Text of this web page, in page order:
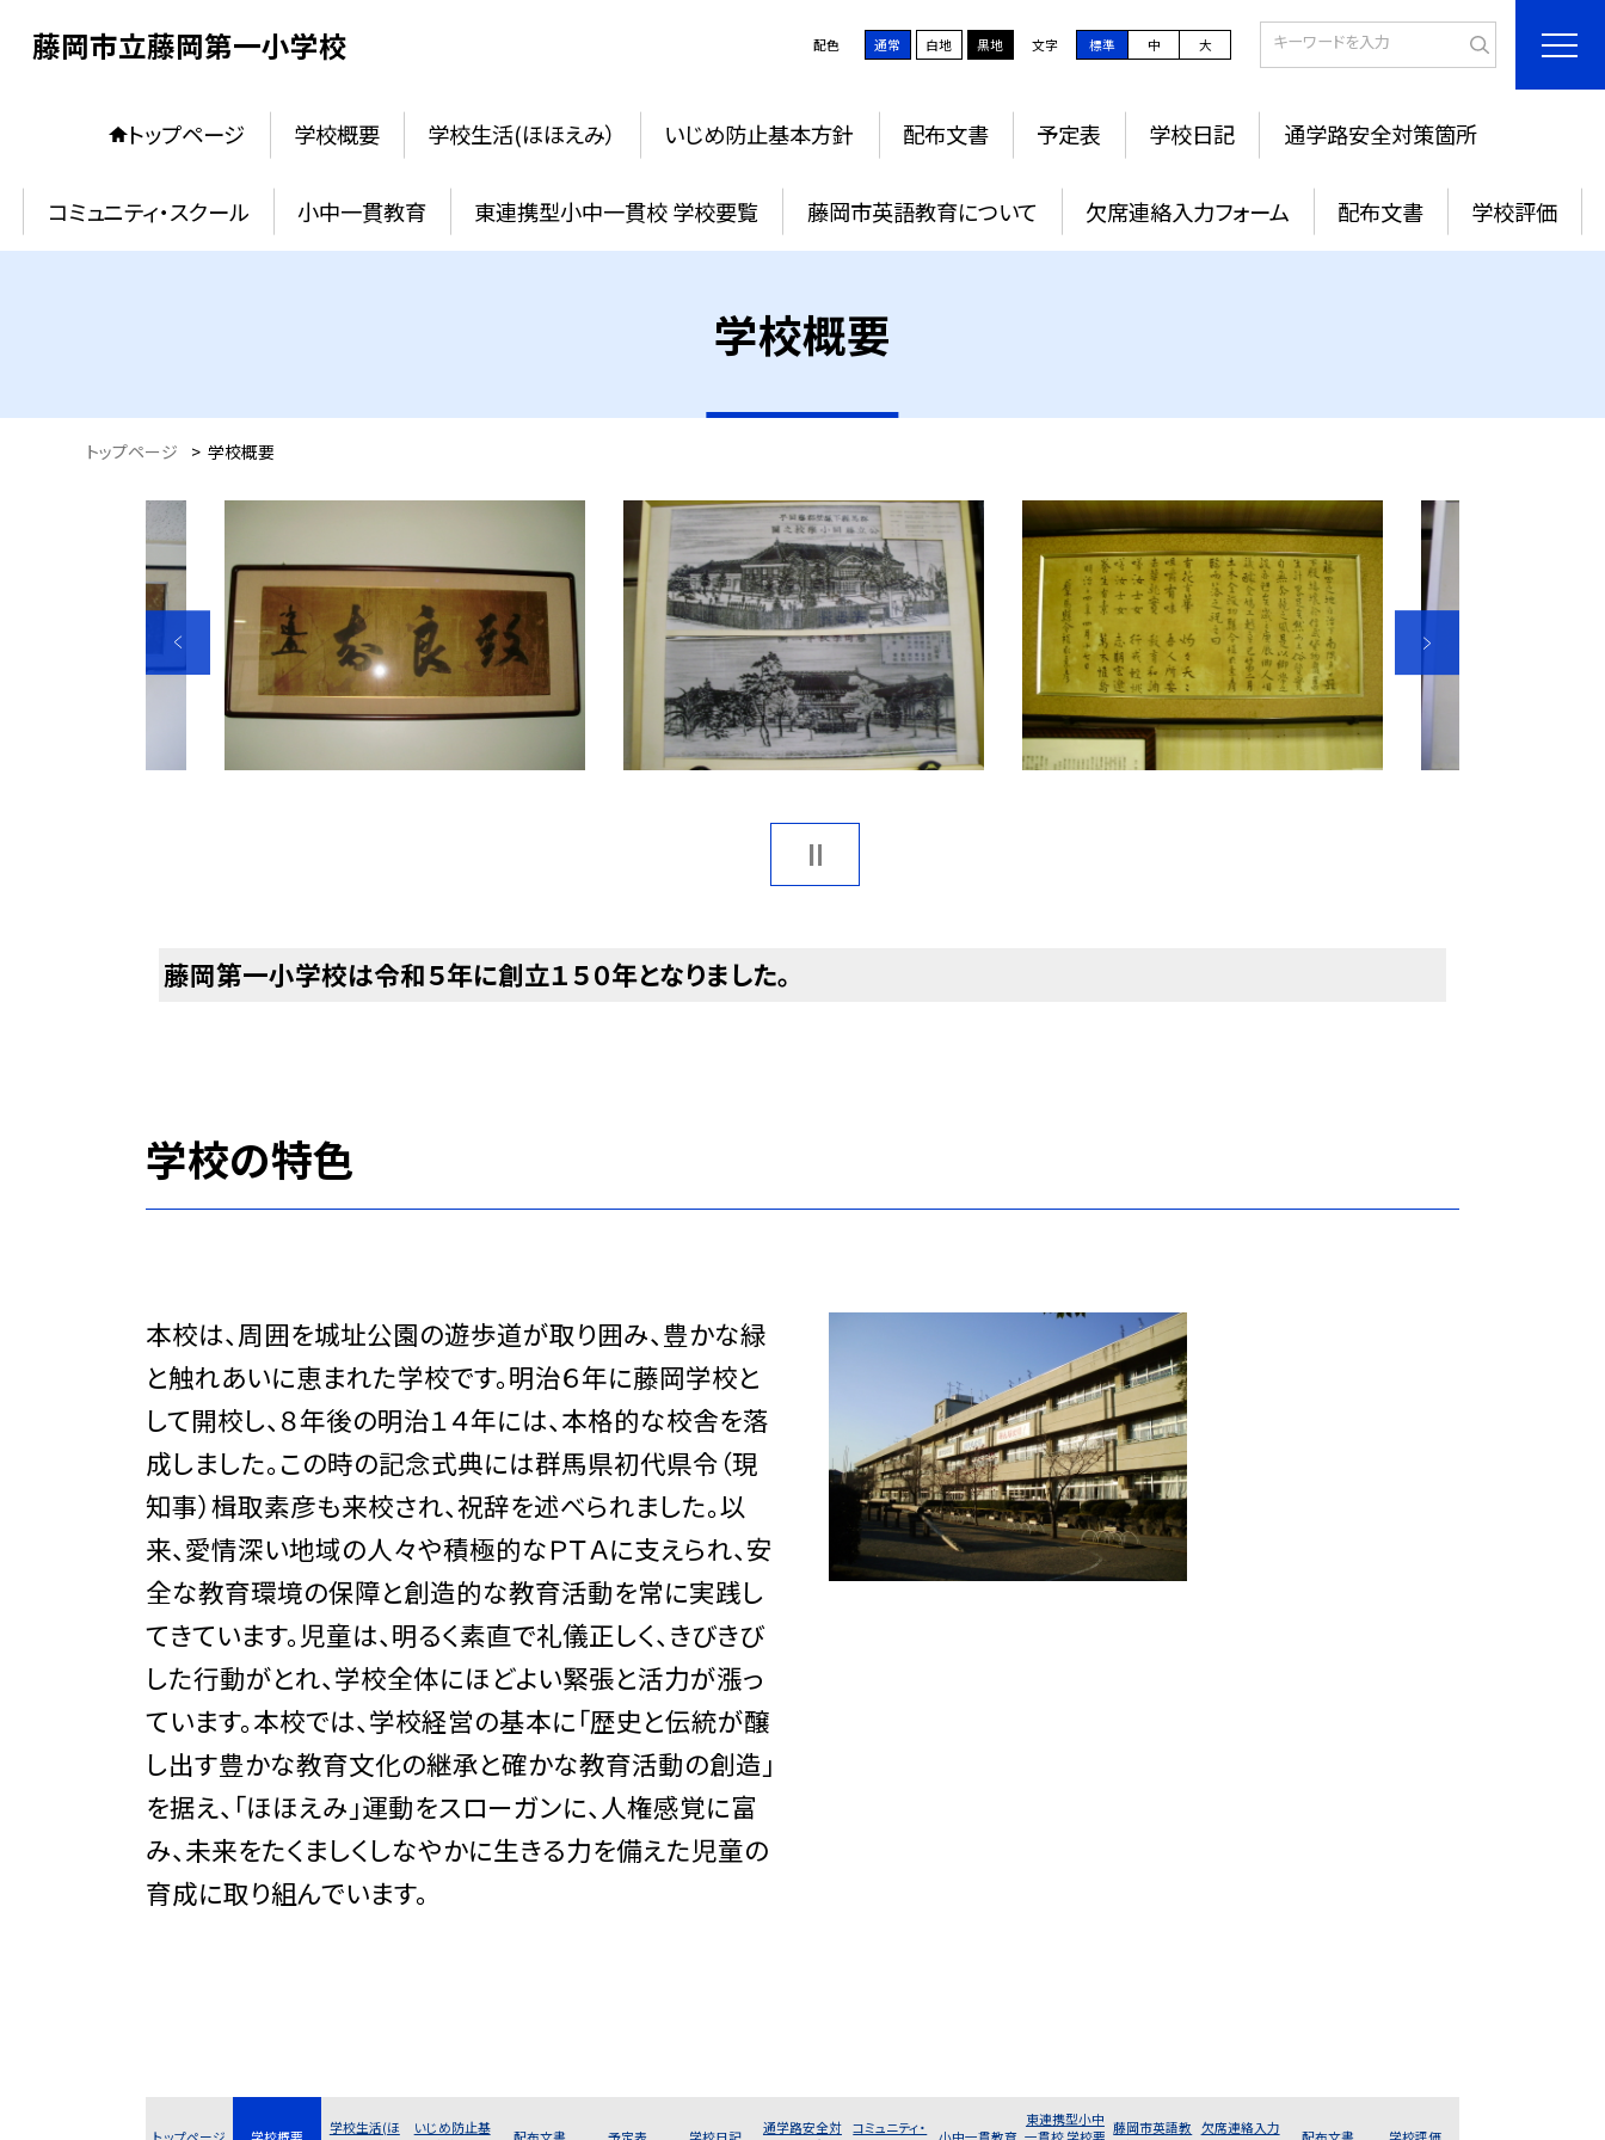
藤岡市立藤岡第一小学校 配色 通常 白地 黒地 文字 標準 中 大
トップページ 学校概要 学校生活(ほほえみ） いじめ防止基本方針 配布文書 予定表 学校日記 通学路安全対策箇所
コミュニティ・スクール 小中一貫教育 東連携型小中一貫校 学校要覧 藤岡市英語教育について 欠席連絡入力フォーム 配布文書 学校評価
学校概要
トップページ > 学校概要
藤岡第一小学校は令和５年に創立１５０年となりました。
学校の特色
本校は、周囲を城址公園の遊歩道が取り囲み、豊かな緑
と触れあいに恵まれた学校です。明治６年に藤岡学校と
して開校し、８年後の明治１４年には、本格的な校舎を落
成しました。この時の記念式典には群馬県初代県令（現
知事）楫取素彦も来校され、祝辞を述べられました。以
来、愛情深い地域の人々や積極的なＰＴＡに支えられ、安
全な教育環境の保障と創造的な教育活動を常に実践し
てきています。児童は、明るく素直で礼儀正しく、きびきび
した行動がとれ、学校全体にほどよい緊張と活力が漲っ
ています。本校では、学校経営の基本に「歴史と伝統が醸
し出す豊かな教育文化の継承と確かな教育活動の創造」
を据え、「ほほえみ」運動をスローガンに、人権感覚に富
み、未来をたくましくしなやかに生きる力を備えた児童の
育成に取り組んでいます。
学校生活(ほ
いじめ防止基
通学路安全対
コミュニティ・
東連携型小中 藤岡市英語教 欠席連絡入力